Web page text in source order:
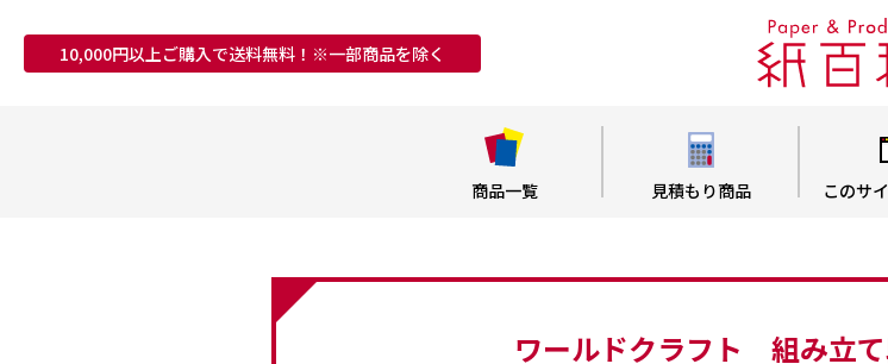
10,000円以上ご購入で送料無料！※一部商品を除く
商品一覧 見積もり商品 このサ
ワールドクラフト 組み立